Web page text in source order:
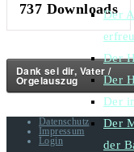
Der
Der
Der
Der
Der
der
737 Downloads
Dank sei dir, Vater /
Orgelauszug
Datenschutz
Impressum
Login